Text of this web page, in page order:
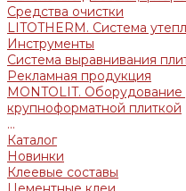
Средства очистки
LITOTHERM. Система
Инструменты
Система выравнивания
Рекламная продукция
MONTOLIT.
крупноформатной плиткой
...
Каталог
Новинки
Клеевые составы